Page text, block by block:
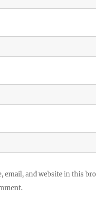
email, and website in this